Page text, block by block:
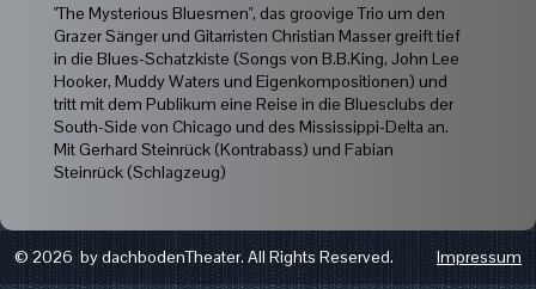
"The Mysterious Bluesmen", das groovige Trio um den
Grazer Sänger und Gitarristen Christian Masser greift tief
in die Blues-Schatzkiste (Songs von B.B.King, John Lee
Hooker, Muddy Waters und Eigenkompositionen) und
tritt mit dem Publikum eine Reise in die Bluesclubs der
South-Side von Chicago und des Mississippi-Delta an.
Mit Gerhard Steinrück (Kontrabass) und Fabian
Steinrück (Schlagzeug)
© 2026 by dachbodenTheater. All Rights Reserved. Impressum